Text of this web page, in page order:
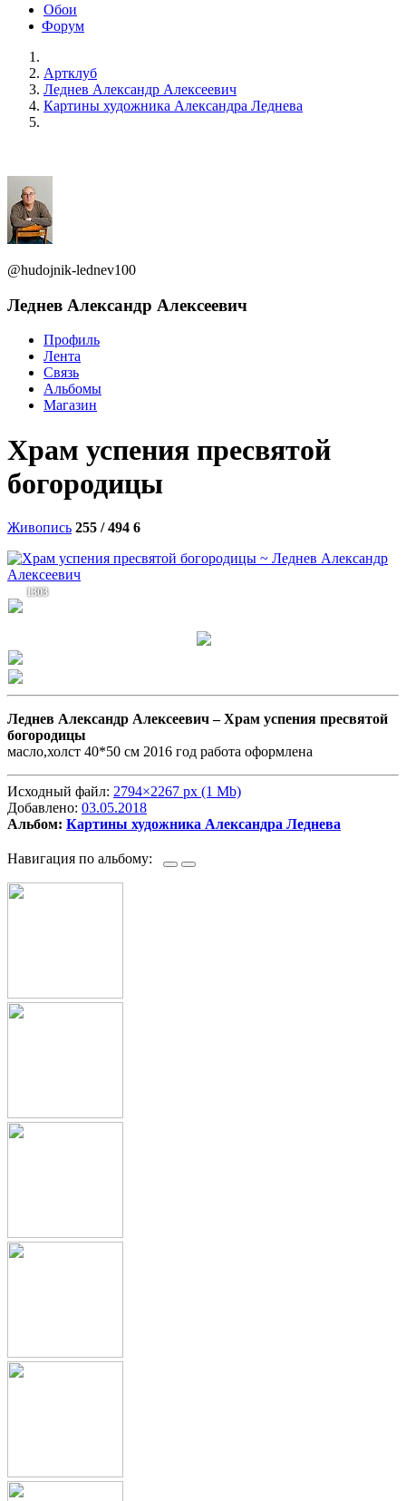
Обои
Форум
Артклуб
Леднев Александр Алексеевич
Картины художника Александра Леднева
@hudojnik-lednev100
Леднев Александр Алексеевич
Профиль
Лента
Связь
Альбомы
Магазин
Храм успения пресвятой
богородицы
Живопись 255 / 494 6
1303
Леднев Александр Алексеевич –Храм успения пресвятой
богородицы
масло,холст 40*50 см 2016 год работа оформлена
Исходный файл: 2794×2267 px (1 Mb)
Добавлено: 03.05.2018
Альбом: Картины художника Александра Леднева
Навигация по альбому: